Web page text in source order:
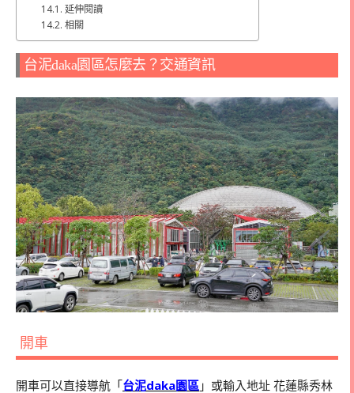
延伸閱讀
相關
台泥daka園區怎麼去？交通資訊
開車
開車可以直接導航「台泥daka園區 」或輸入地址 花蓮縣秀林